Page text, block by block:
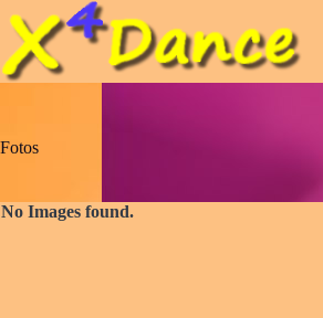
Inhalt
springen
Fotos
No Images found.